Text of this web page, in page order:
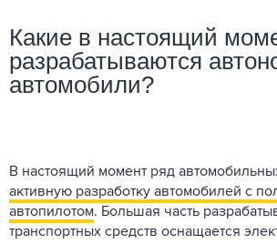
Какие в настоящий
разрабатываются
автомобили?
В настоящий момент ряд
активную разработку автомобилей с
автопилотом. Большая часть
транспортных средств оснащается